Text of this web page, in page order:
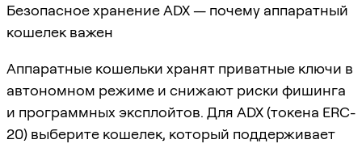
Безопасное хранение ADX — почему аппаратный
кошелек важен
Аппаратные кошельки хранят приватные ключи в
автономном режиме и снижают риски фишинга
и программных эксплойтов. Для ADX (токена ERC-
20) выберите кошелек, который поддерживает